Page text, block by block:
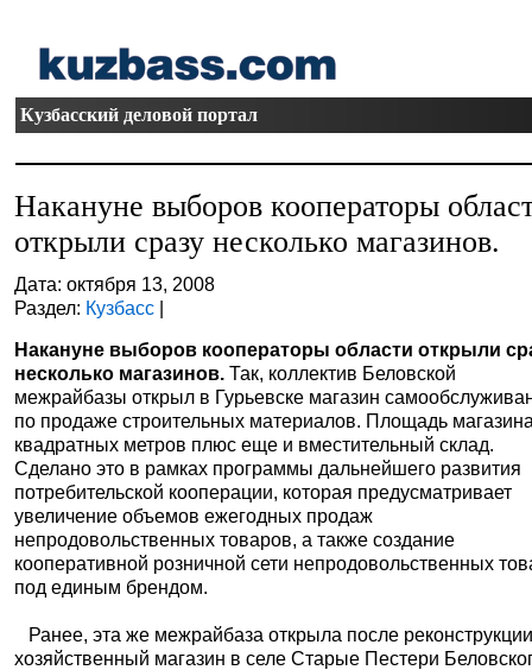
Кузбасский деловой портал
Накануне выборов кооператоры
открыли сразу несколько магазинов.
Дата: октября 13, 2008
Раздел: Кузбасс |
Накануне выборов кооператоры области открыли
несколько магазинов.Так, коллектив Беловской
межрайбазы открыл в Гурьевске магазин
по продаже строительных материалов. Площадь
квадратных метров плюс еще и вместительный склад.
Сделано это в рамках программы дальнейшего развития
потребительской кооперации, которая предусматривает
увеличение объемов ежегодных продаж
непродовольственных товаров, а также создание
кооперативной розничной сети непродовольственных
под единым брендом.
Ранее, эта же межрайбаза открыла после
хозяйственный магазин в селе Старые Пестери